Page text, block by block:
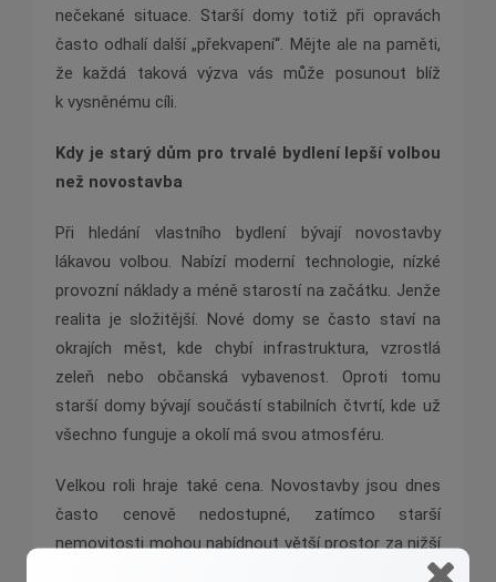
nečekané situace. Starší domy totiž při opravách
často odhalí další „překvapení“. Mějte ale na paměti,
že každá taková výzva vás může posunout blíž
k vysněnému cíli.
Kdy je starý dům pro trvalé bydlení lepší volbou
než novostavba
Při hledání vlastního bydlení bývají novostavby
lákavou volbou. Nabízí moderní technologie, nízké
provozní náklady a méně starostí na začátku. Jenže
realita je složitější. Nové domy se často staví na
okrajích měst, kde chybí infrastruktura, vzrostlá
zeleň nebo občanská vybavenost. Oproti tomu
starší domy bývají součástí stabilních čtvrtí, kde už
všechno funguje a okolí má svou atmosféru.
Velkou roli hraje také cena. Novostavby jsou dnes
často cenově nedostupné, zatímco starší
nemovitosti mohou nabídnout větší prostor za nižší
cenu a také možnost přizpůsobení bydlení vlastním